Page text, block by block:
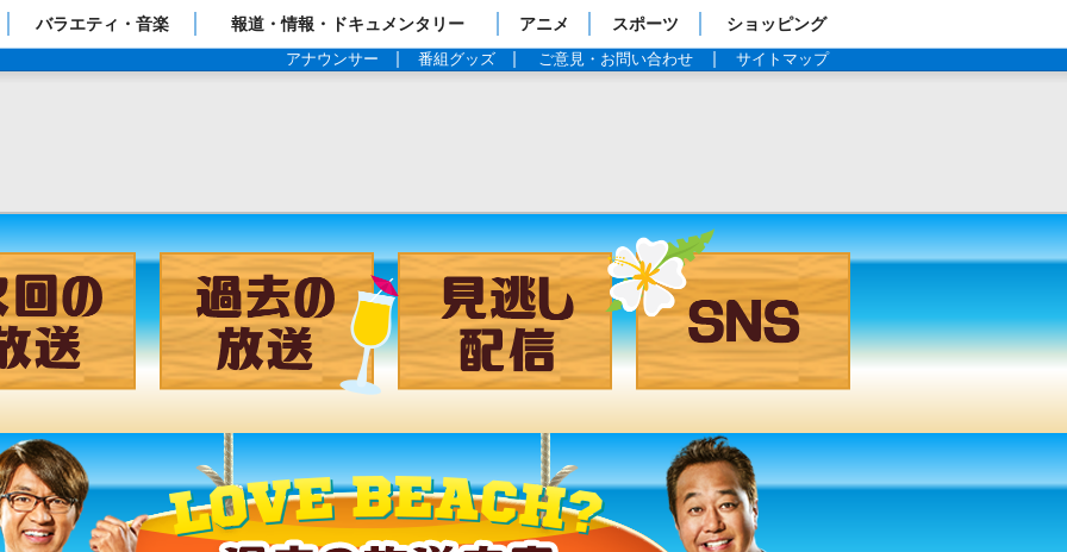
プページ
バラエティ・音楽 報道・情報・ドキュメンタリー アニメ スポーツ ショッピング
アナウンサー 番組グッズ ご意見・お問い合わせ サイトマップ
ャンネル 次回の放送 過去の放送 見逃し配信 SNS
過去の放送